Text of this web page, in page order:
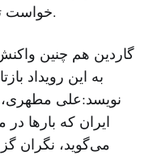
خواست تا در مورد این رویداد تحقیق کنند.
گاردین هم چنین
به این رویداد
نویسد:علی مطهری،
ایران که بارها
می‌گوید، نگران